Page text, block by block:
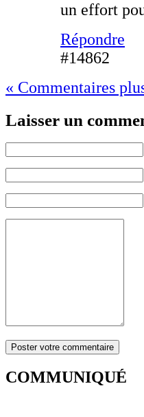
un effort
Répondre
#14862
« Commentaires
Laisser un
COMMUNIQUÉ